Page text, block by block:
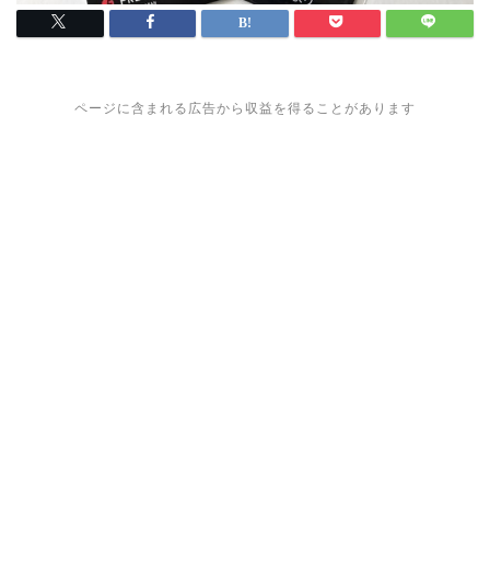
ページに含まれる広告から収益を得ることがあります